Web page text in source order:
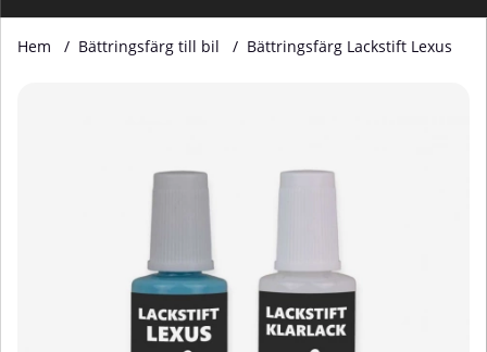
Hem Bättringsfärg till bil Bättringsfärg Lackstift Lexus